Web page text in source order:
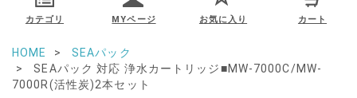
カテゴリ MYページ お気に入り カート
HOME
SEAパック
SEAパック 対応 浄水カートリッジ■MW-7000C/MW-
7000R(活性炭)2本セット